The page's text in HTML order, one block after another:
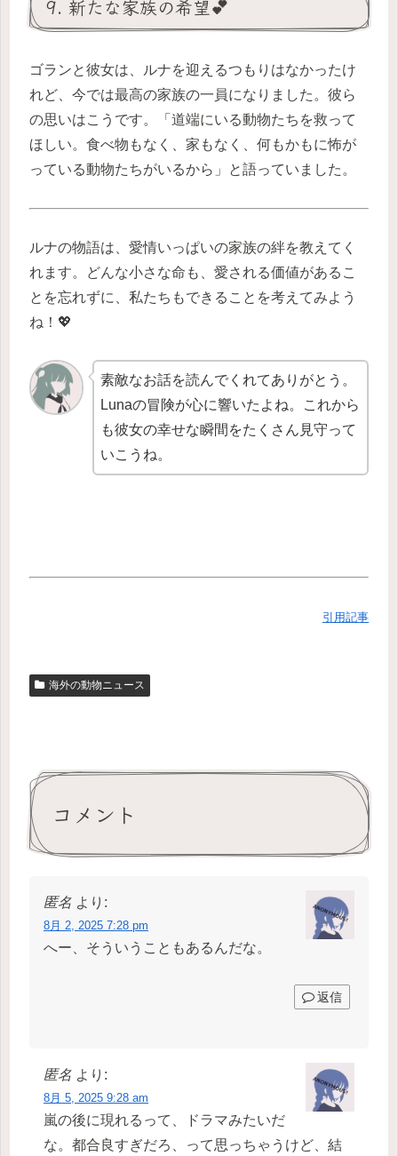
9. 新たな家族の希望💕
ゴランと彼女は、ルナを迎えるつもりはなかったけ
れど、今では最高の家族の一員になりました。彼ら
の思いはこうです。「道端にいる動物たちを救って
ほしい。食べ物もなく、家もなく、何もかもに怖が
っている動物たちがいるから」と語っていました。
ルナの物語は、愛情いっぱいの家族の絆を教えてく
れます。どんな小さな命も、愛される価値があるこ
とを忘れずに、私たちもできることを考えてみよう
ね！💖
素敵なお話を読んでくれてありがとう。
Lunaの冒険が心に響いたよね。これから
も彼女の幸せな瞬間をたくさん見守って
いこうね。
引用記事
海外の動物ニュース
コメント
匿名 より:
8月 2, 2025 7:28 pm
へー、そういうこともあるんだな。
返信
匿名 より:
8月 5, 2025 9:28 am
嵐の後に現れるって、ドラマみたいだ
な。都合良すぎだろ、って思っちゃうけど、結